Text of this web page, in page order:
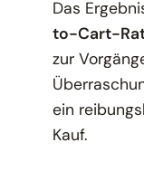
Das
to-Cart-
zur
ein
Kauf.